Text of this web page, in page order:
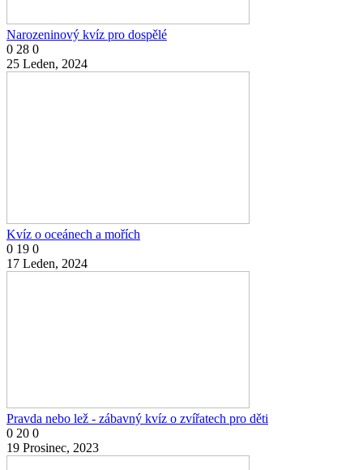
Narozeninový kvíz pro dospělé
0 28 0
25 Leden, 2024
Kvíz o oceánech a mořích
0 19 0
17 Leden, 2024
Pravda nebo lež - zábavný kvíz o zvířatech pro děti
0 20 0
19 Prosinec, 2023